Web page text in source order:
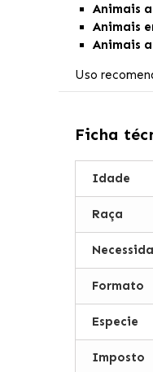
Animais
Animais
Animais
Uso
Ficha
Idade
Raça
Formato
Especie
Imposto